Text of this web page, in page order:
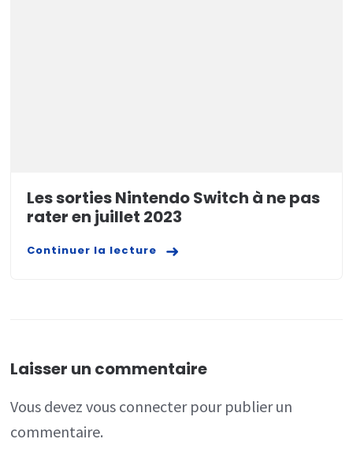
Les sorties Nintendo Switch à ne pas
rater en juillet 2023
Continuer la lecture
Laisser un commentaire
Vous devezvous connecterpour publier un
commentaire.